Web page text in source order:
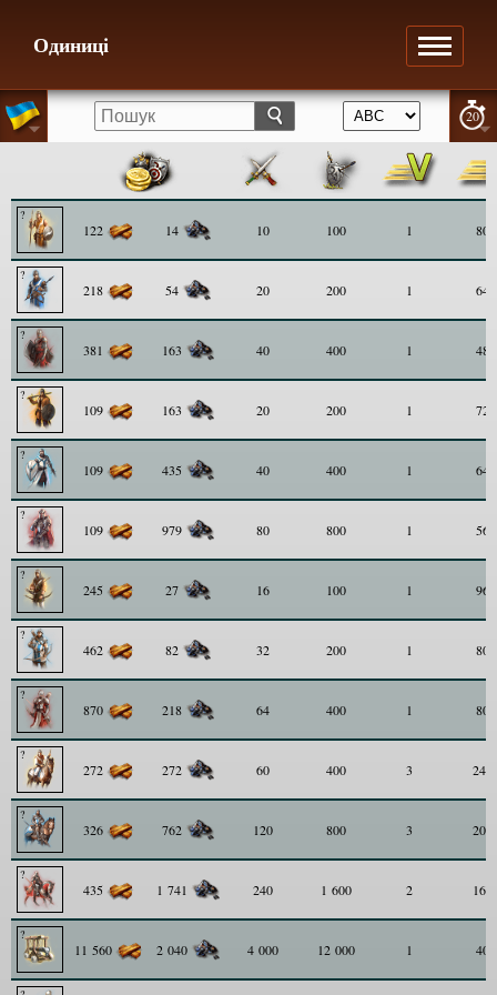
20
Одиниці
122 14 10 100 1 80
218 54 20 200 1 64
381 163 40 400 1 48
109 163 20 200 1 72
109 435 40 400 1 64
109 979 80 800 1 56
245 27 16 100 1 96
462 82 32 200 1 80
870 218 64 400 1 80
272 272 60 400 3 240
326 762 120 800 3 200
435 1 741 240 1 600 2 160
11 560 2 040 4 000 12 000 1 40